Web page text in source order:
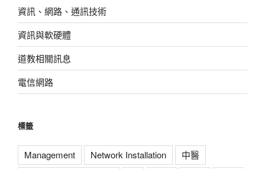
資訊、網路、通訊技術
資訊與軟硬體
道教相關訊息
電信網路
標籤
Management Network Installation
中醫